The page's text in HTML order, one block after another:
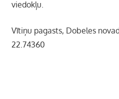
viedokļu.
Vītiņu pagasts, Dobeles
22.74360